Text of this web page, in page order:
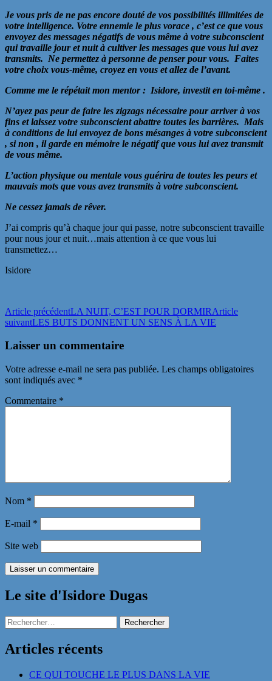
Je vous pris de ne pas encore douté de vos possibilités illimitées de
votre intelligence. Votre ennemie le plus vorace , c’est ce que vous
envoyez des messages négatifs de vous même à votre subconscient
qui travaille jour et nuit à cultiver les messages que vous lui avez
transmits. Ne permettez à personne de penser pour vous. Faites
votre choix vous-même, croyez en vous et allez de l’avant.
Comme me le répétait mon mentor : Isidore, investit en toi-même .
N’ayez pas peur de faire les zigzags nécessaire pour arriver à vos
fins et laissez votre subconscient abattre toutes les barrières. Mais
à conditions de lui envoyez de bons mésanges à votre subconscient
, si non , il garde en mémoire le négatif que vous lui avez transmit
de vous même.
L’action physique ou mentale vous guérira de toutes les peurs et
mauvais mots que vous avez transmits à votre subconscient.
Ne cessez jamais de rêver.
J’ai compris qu’à chaque jour qui passe, notre subconscient travaille
pour nous jour et nuit…mais attention à ce que vous lui
transmettez…
Isidore
Navigation
des
articles
Article précédentLA NUIT, C’EST POUR DORMIRArticle
suivantLES BUTS DONNENT UN SENS À LA VIE
Laisser un commentaire
Votre adresse e-mail ne sera pas publiée. Les champs obligatoires
sont indiqués avec *
Commentaire *
Nom *
E-mail *
Site web
Le site d'Isidore Dugas
Rechercher :
Articles récents
CE QUI TOUCHE LE PLUS DANS LA VIE